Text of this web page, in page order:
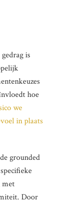
is
hoe
we
in plaats
grounded
met
Door